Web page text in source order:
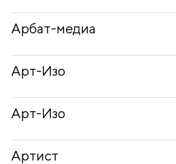
Арбат-медиа
Арт-Изо
Арт-Изо
Артист